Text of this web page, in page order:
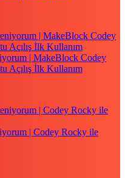
| MakeBlock Codey
Açılış İlk Kullanım
| Codey Rocky ile